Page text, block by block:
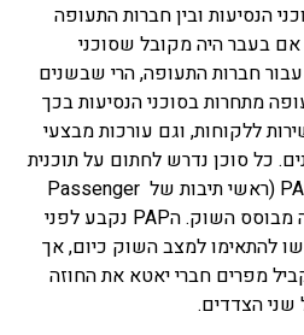
הנסיעות ובין חברות התעופה
בעבר היה מקובל שסוכני
חברות התעופה, הרי שבשנים
מתחרות בסוכני הנסיעות בכך
ללקוחות, וגם עורכות מבצעי
כל סוכן נדרש לחתום על תוכנית
הפצה של יאטא שנקראת PAP (ראשי תיבות של Passenger
Agency Programe), שעליה מבוסס השוק. הPAP נקבע לפני
להתאימו למצב השוק כיום, אך
מפרים חברי יאטא את החוזה
שני הצדדים.